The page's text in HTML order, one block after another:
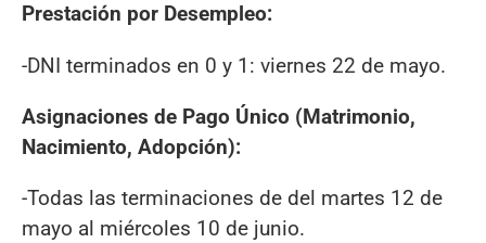
Prestación por Desempleo:
-DNI terminados en 0 y 1: viernes 22 de mayo.
Asignaciones de Pago Único (Matrimonio,
Nacimiento, Adopción):
-Todas las terminaciones de del martes 12 de
mayo al miércoles 10 de junio.